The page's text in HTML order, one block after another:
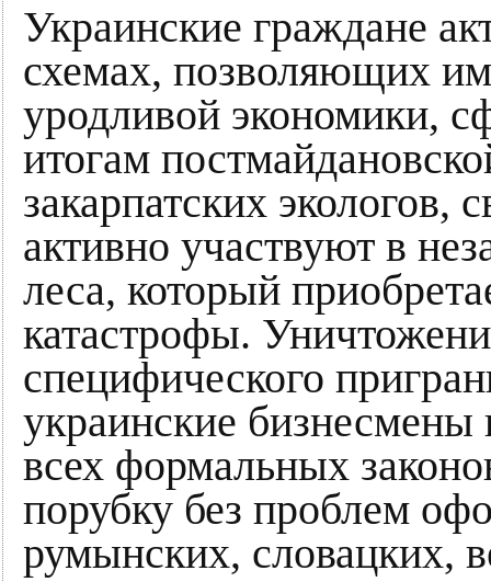
Украинские граждане
схемах, позволяющих
уродливой экономики,
итогам
закарпатских
активно участвуют в
леса, который
катастрофы.
специфического
украинские
всех формальных
порубку без проблем
румынских, словацких,